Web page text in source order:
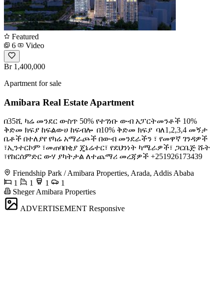
Featured
6
Video
Br 1,400,000
Apartment for sale
Amibara Real Estate Apartment
በ35ሺ ካሬ መንደር ውስጥ 50% የተገነቡ ውብ አፓርትመንቶች 10%
ቅድመ ክፍያ ከፍልውሀ ከፍብሎ ️ በ10% ቅድመ ክፍያ ️ ባለ1,2,3,4 መኝታ
ቤቶች በተለያየ የካሬ አማራጮች በውብ መንደራችን ፣ የመዋኛ ገንዳዎች
፣ኢንተርኮም ፣መጠባበቂያ ጄኔሬተር፣ የደህንነት ካሜራዎች፣ ጋርቤጅ ሹት
፣የከርሰምድር ውሃ ያካትታል ለተጨማሪ መረጃዎች +251926173439
Friendship Park / Amibara Properties, Arada, Addis Ababa
1
1 1
1
Sheger Amibara Properties
ADVERTISEMENT Responsive